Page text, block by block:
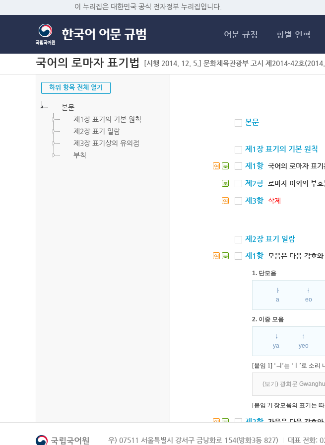
이 누리집은 대한민국 공식 전자정부 누리집입니다.
어문 규정 항별 연혁
국어의 로마자 표기법 [시행 2014. 12. 5.] 문화체육관광부 고시 제2014-42호
하위 항목 전체 열기
본문
제1장 표기의 기본 원칙
제2장 표기 일람
제3장 표기상의 유의점
부칙
본문
제1장 표기의 기본 원칙
연 북 제1항 국어의 로마자 표
북 제2항 로마자 이외의 부
연 제3항 삭제
제2장 표기 일람
연 북 제1항 모음은 다음 각호와
1. 단모음
ㅏ
a
ㅓ
eo
2. 이중 모음
ㅑ
ya
ㅕ
yeo
[붙임 1] ‘ㅢ’는 ‘ㅣ’로 소리
(보기) 광희문
[붙임 2] 장모음의 표기는
연 북 제2항 자음은 다음 각호
1. 파열음
우) 07511 서울특별시 강서구 금낭화로 154(방화3동 827) 대표 전화: